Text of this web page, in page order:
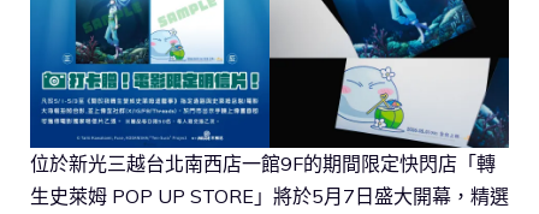
位於新光三越台北南西店一館9F的期間限定快閃店「轉
生史萊姆 POP UP STORE」將於5月7日盛大開幕，精選